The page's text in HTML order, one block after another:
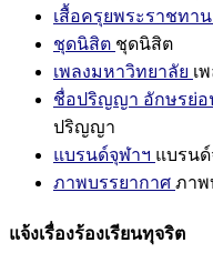
เสื้อครุยพระราชทาน
ชุดนิสิต ชุดนิสิต
เพลงมหาวิทยาลัย เ
ชื่อปริญญา อักษรย่
ปริญญา
แบรนด์จุฬาฯ แบรน
ภาพบรรยากาศ ภาพ
แจ้งเรื่องร้องเรียนทุจริต